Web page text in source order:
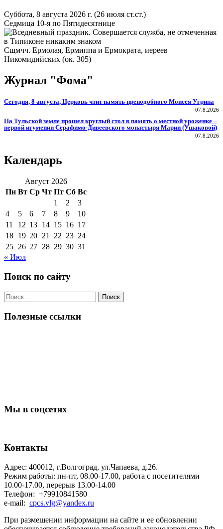
Суббота, 8 августа 2026 г. (26 июля ст.ст.)
Седмица 10-я по Пятидесятнице
Сщмчч. Ермолая, Ермиппа и Ермократа, иереев
Никомидийских (ок. 305)
Журнал "Фома"
Сегодня, 8 августа, Церковь чтит память преподобного Моисея Угрина
07.8.2026
На Тульской земле прошел круглый стол в память о местной уроженке –
первой игумении Серафимо-Дивеевского монастыря Марии (Ушаковой)
07.8.2026
Календарь
Август 2026
Пн Вт Ср Чт Пт Сб Вс
1
2
3
4
5 6 7 8 9
10
11
12 13 14 15 16 17
18 19 20 21 22 23 24
25 26 27 28 29 30 31
« Июл
Поиск по сайту
Поиск
по:
Полезные ссылки
Мы в соцсетях
Контакты
Адрес: 400012, г.Волгоград, ул.Чапаева, д.26.
Режим работы: пн-пт, 08.00-17.00, работа с посетителями
10.00-17.00, перерыв 13.00-14.00
Телефон: +79910841580
e-mail: cpcs.vlg@yandex.ru
При размещении информации на сайте и ее обновлении